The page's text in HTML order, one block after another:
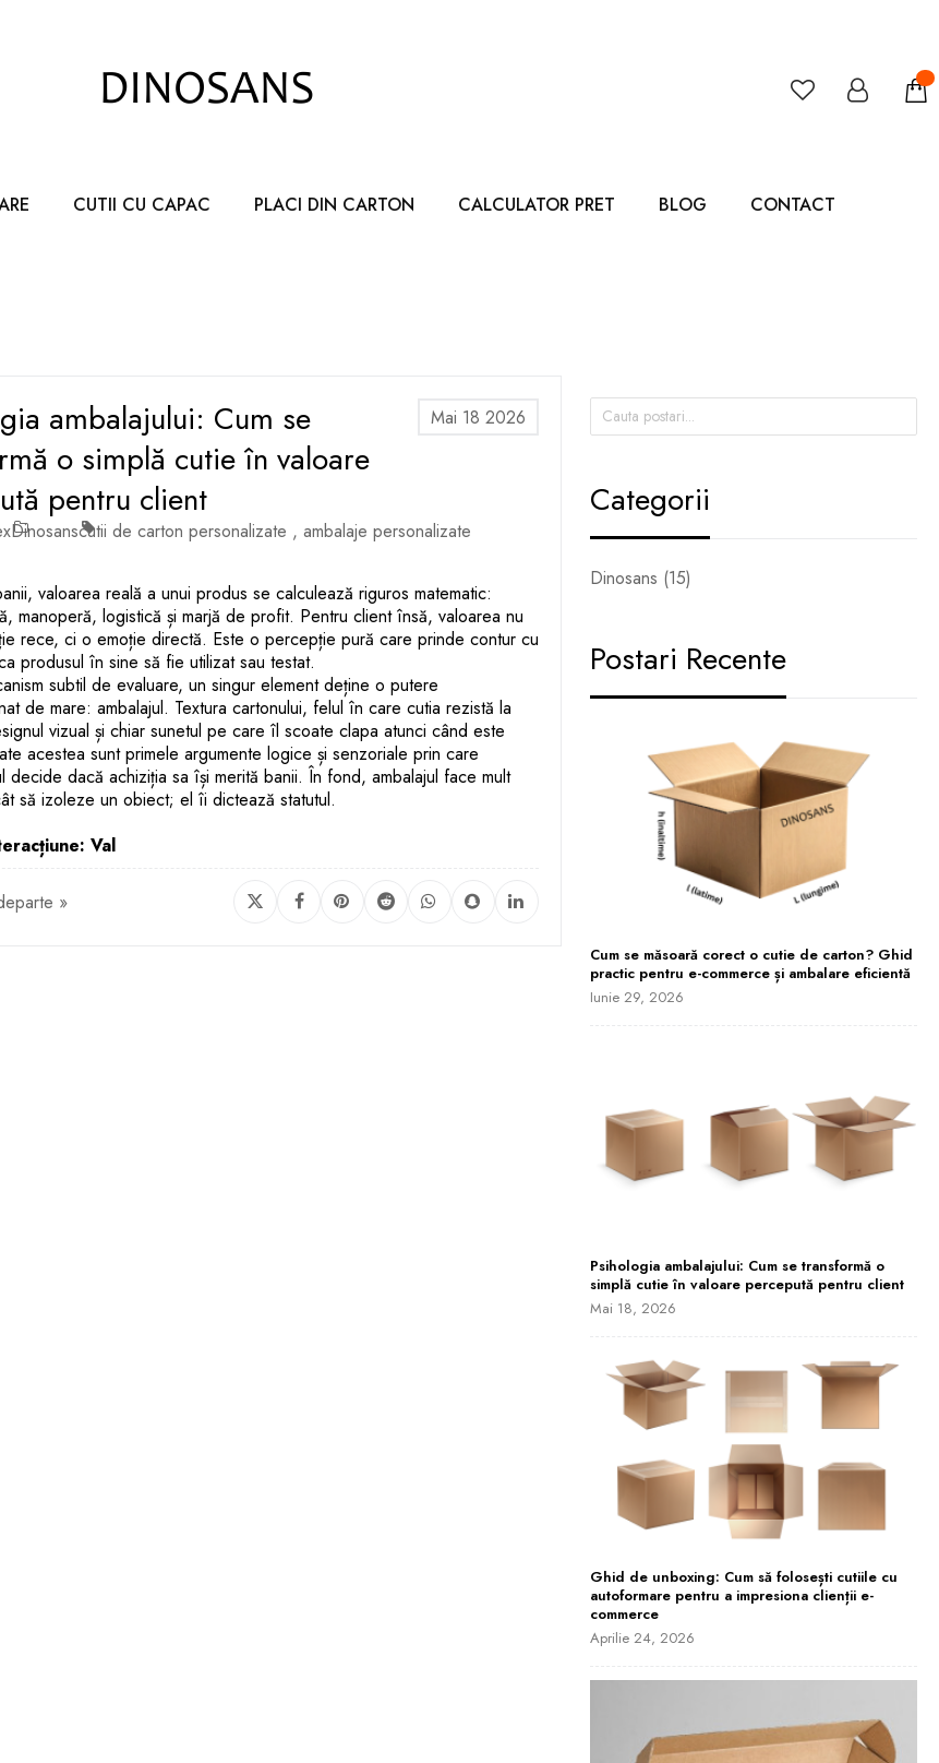
CUTII CU CAPAC PLACI DIN CARTON CALCULATOR PRET BLOG CONTACT
Mai 18 2026
ambalajului: Cum se
o simplă cutie în valoare
pentru client
Dinosanscutii de carton personalizate , ambalaje personalizate
valoarea reală a unui produs se calculează riguros matematic:
manoperă, logistică și marjă de profit. Pentru client însă, valoarea nu
rece, ci o emoție directă. Este o percepție pură care prinde contur cu
produsul în sine să fie utilizat sau testat.
subtil de evaluare, un singur element deține o putere
de mare: ambalajul. Textura cartonului, felul în care cutia rezistă la
vizual și chiar sunetul pe care îl scoate clapa atunci când este
acestea sunt primele argumente logice și senzoriale prin care
decide dacă achiziția sa își merită banii. În fond, ambalajul face mult
să izoleze un obiect; el îi dictează statutul.
Val
»
Categorii
Dinosans (15)
Postari Recente
Cum se măsoară corect o cutie de carton? Ghid
practic pentru e-commerce și ambalare eficientă
Iunie 29, 2026
Psihologia ambalajului: Cum se transformă o
simplă cutie în valoare percepută pentru client
Mai 18, 2026
Ghid de unboxing: Cum să folosești cutiile cu
autoformare pentru a impresiona clienții e-
commerce
Aprilie 24, 2026